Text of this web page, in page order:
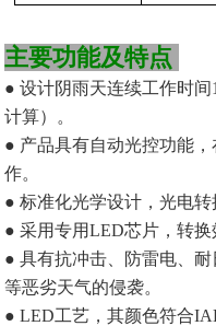
主要功能及特点
●设计阴雨天连续工作时
计算）。
● 产品具有自动光控功能
作。
●标准化光学设计，光电转
● 采用专用LED芯片，转换
●具有抗冲击、防雷电、耐
等恶劣天气的侵袭。
●LED工艺，其颜色符合